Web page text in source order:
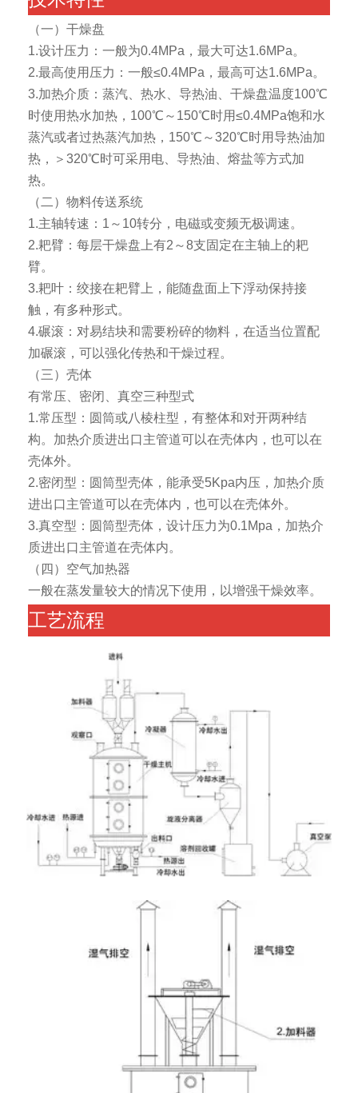
（一）干燥盘
1.设计压力：一般为0.4MPa，最大可达1.6MPa。
2.最高使用压力：一般≤0.4MPa，最高可达1.6MPa。
3.加热介质：蒸汽、热水、导热油、干燥盘温度100℃
时使用热水加热，100℃～150℃时用≤0.4MPa饱和水
蒸汽或者过热蒸汽加热，150℃～320℃时用导热油加
热，＞320℃时可采用电、导热油、熔盐等方式加
热。
（二）物料传送系统
1.主轴转速：1～10转分，电磁或变频无极调速。
2.耙臂：每层干燥盘上有2～8支固定在主轴上的耙
臂。
3.耙叶：绞接在耙臂上，能随盘面上下浮动保持接
触，有多种形式。
4.碾滚：对易结块和需要粉碎的物料，在适当位置配
加碾滚，可以强化传热和干燥过程。
（三）壳体
有常压、密闭、真空三种型式
1.常压型：圆筒或八棱柱型，有整体和对开两种结
构。加热介质进出口主管道可以在壳体内，也可以在
壳体外。
2.密闭型：圆筒型壳体，能承受5Kpa内压，加热介质
进出口主管道可以在壳体内，也可以在壳体外。
3.真空型：圆筒型壳体，设计压力为0.1Mpa，加热介
质进出口主管道在壳体内。
（四）空气加热器
一般在蒸发量较大的情况下使用，以增强干燥效率。
工艺流程